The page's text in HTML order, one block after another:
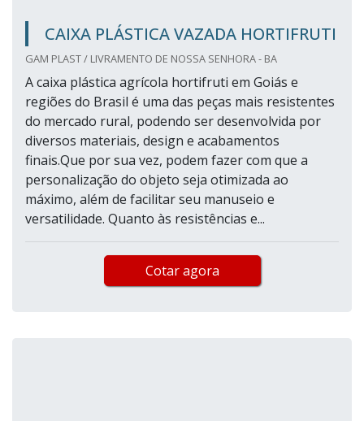
CAIXA PLÁSTICA VAZADA HORTIFRUTI
GAM PLAST / LIVRAMENTO DE NOSSA SENHORA - BA
A caixa plástica agrícola hortifruti em Goiás e
regiões do Brasil é uma das peças mais resistentes
do mercado rural, podendo ser desenvolvida por
diversos materiais, design e acabamentos
finais.Que por sua vez, podem fazer com que a
personalização do objeto seja otimizada ao
máximo, além de facilitar seu manuseio e
versatilidade. Quanto às resistências e...
Cotar agora